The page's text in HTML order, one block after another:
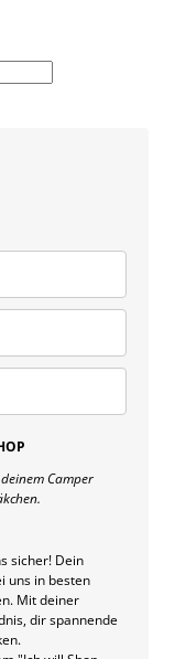
Camper
sicher! Dein
uns in besten
Mit deiner
dir spannende